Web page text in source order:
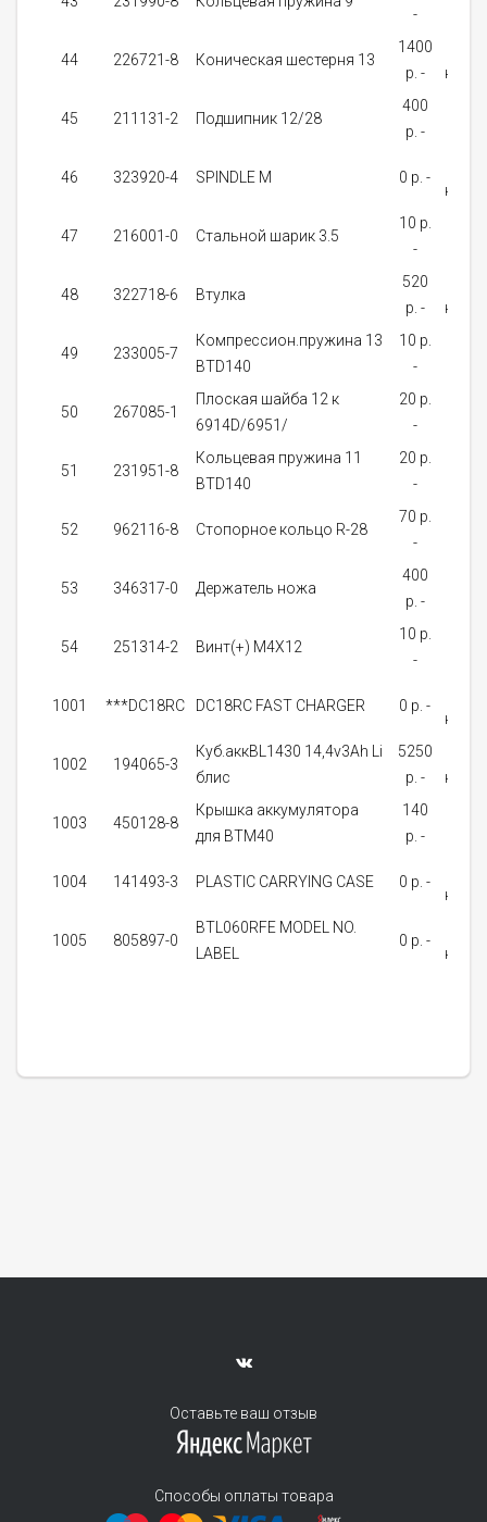
-
44 226721-8 Коническая шестерня 13
1400
p. -
45 211131-2 Подшипник 12/28
400
p. -
46 323920-4 SPINDLE M 0 p. -
47 216001-0 Стальной шарик 3.5
10 p.
-
48 322718-6 Втулка
520
p. -
49 233005-7
Компрессион.пружина 13
BTD140
10 p.
-
50 267085-1
Плоская шайба 12 к
6914D/6951/
20 p.
-
51 231951-8
Кольцевая пружина 11
BTD140
20 p.
-
52 962116-8 Стопорное кольцо R-28
70 p.
-
53 346317-0 Держатель ножа
400
p. -
54 251314-2 Винт(+) M4X12
10 p.
-
1001 ***DC18RC DC18RC FAST CHARGER 0 p. -
1002 194065-3
Куб.аккBL1430 14,4v3Ah Li
блис
5250
p. -
1003 450128-8
Крышка аккумулятора
для BTM40
140
p. -
1004 141493-3 PLASTIC CARRYING CASE 0 p. -
1005 805897-0
BTL060RFE MODEL NO.
LABEL
0 p. -
Оставьте ваш отзыв
Способы оплаты товара